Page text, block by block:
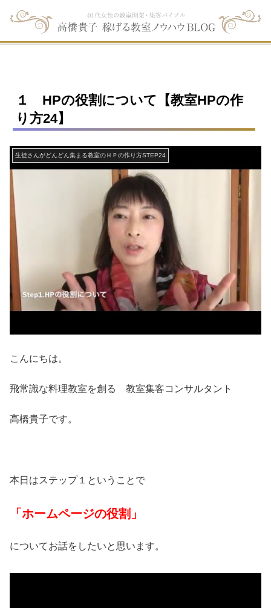
１ HPの役割について【教室HPの作
り方24】
生徒さんがどんどん集まる教室のＨＰの作り方STEP24
こんにちは。
飛常識な料理教室を創る 教室集客コンサルタント
高橋貴子です。
本日はステップ１ということで
「ホームページの役割」
についてお話をしたいと思います。